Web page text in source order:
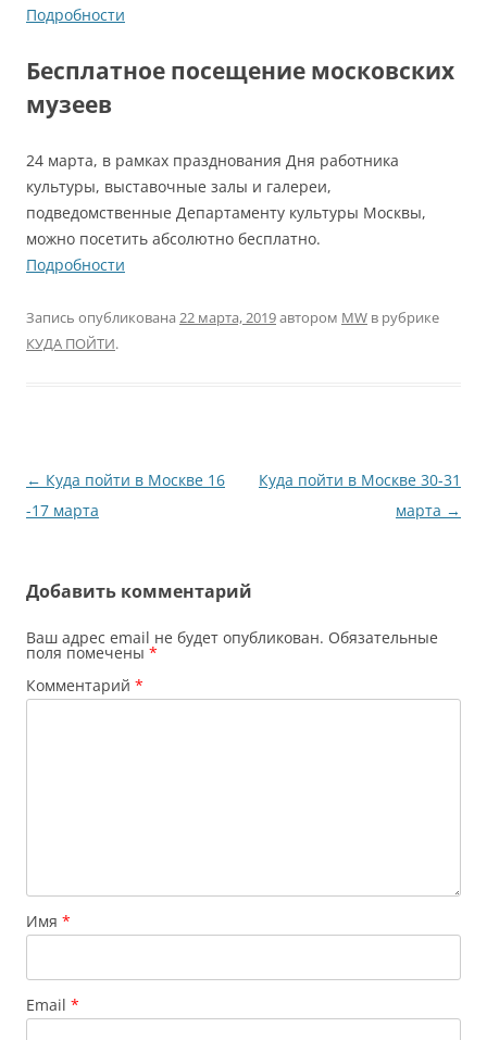
Подробности
Бесплатное посещение московских
музеев
24 марта, в рамках празднования Дня работника
культуры, выставочные залы и галереи,
подведомственные Департаменту культуры Москвы,
можно посетить абсолютно бесплатно.
Подробности
Запись опубликована 22 марта, 2019автором MW в рубрике
КУДА ПОЙТИ.
Навигация
по
← Куда пойти в Москве 16
-17 марта
Куда пойти в Москве 30-31
марта →
Добавить комментарий
Ваш адрес email не будет опубликован. Обязательные
поля помечены *
Комментарий *
Имя *
Email *